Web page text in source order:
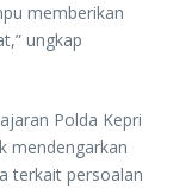
memberikan
ungkap
Polda Kepri
mendengarkan
terkait persoalan